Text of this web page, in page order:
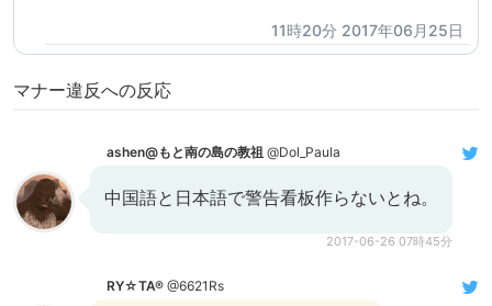
11時20分 2017年06月25日
マナー違反への反応
ashen@もと南の島の教祖 @Dol_Paula
中国語と日本語で警告看板作らないとね。
2017-06-26 07時45分
RY☆TA®︎ @6621Rs